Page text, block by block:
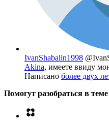
IvanShabalin1998
Akina, имеете ввиду
Написано более двух
Помогут разобраться в теме